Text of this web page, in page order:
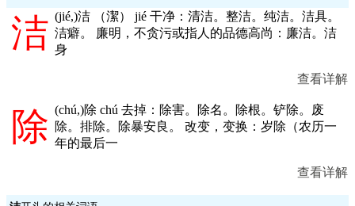
洁 (jié,)洁 （潔） jié 干净：清洁。整洁。纯洁。洁具。
洁癖。 廉明，不贪污或指人的品德高尚：廉洁。洁
身
查看详解
除 (chú,)除 chú 去掉：除害。除名。除根。铲除。废
除。排除。除暴安良。 改变，变换：岁除（农历一
年的最后一
查看详解